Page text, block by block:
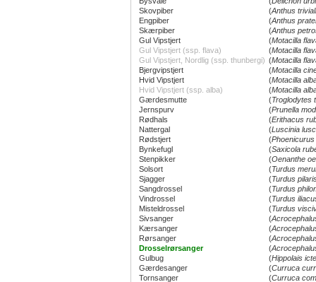
Skovpiber
(Anthus
Engpiber
(Anthus
Skærpiber
(Anthus
Gul Vipstjert
(Motacilla
Gul Vipstjert (ssp. flava)
(Motacilla
Gul Vipstjert, Nordlig (ssp. thunbergi) (Motacilla
Bjergvipstjert
(Motacilla
Hvid Vipstjert
(Motacilla
Hvid Vipstjert (ssp. alba)
(Motacilla
Gærdesmutte
(Troglodytes
Jernspurv
(Prunella
Rødhals
(Erithacus
Nattergal
(Luscinia
Rødstjert
(
Bynkefugl
(Saxicola
Stenpikker
(Oenanthe
Solsort
(Turdus
Sjagger
(Turdus
Sangdrossel
(Turdus
Vindrossel
(Turdus
Misteldrossel
(Turdus
Sivsanger
(
Kærsanger
(
Rørsanger
(
Drosselrørsanger
(
Gulbug
(Hippolais
Gærdesanger
(Curruca
Tornsanger
(Curruca